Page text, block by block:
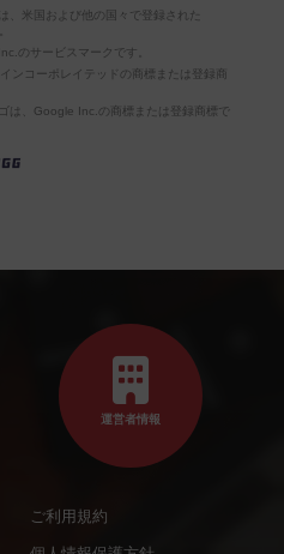
、米国および他の国々で登録された
のサービスマークです。
ンコーポレイテッドの商標または登録商
は、Google Inc.の商標または登録商標で
運営者情報
ご利用規約